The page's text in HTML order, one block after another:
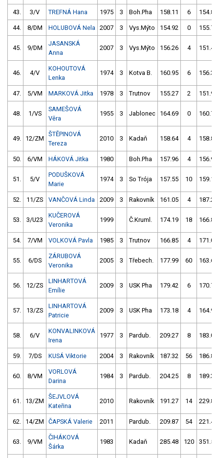
43. 3/V TREFNÁ Hana 1975 3 Boh.Pha 158.11 6 154.83
44. 8/DM HOLUBOVÁ Nela 2007 3 Vys.Mýto 154.92 0 155.71
45. 9/DM
JASANSKÁ
Anna
2007 3 Vys.Mýto 156.26 4 151.47
46. 4/V
KOHOUTOVÁ
Lenka
1974 3 Kotva B. 160.95 6 156.34
47. 5/VM MARKOVÁ Jitka 1978 3 Trutnov 155.27 2 151.98
48. 1/VS
SAMEŠOVÁ
Věra
1955 3 Jablonec 164.69 0 160.72
49. 12/ZM
ŠTĚPINOVÁ
Tereza
2010 3 Kadaň 158.64 4 158.82
50. 6/VM HÁKOVÁ Jitka 1980 Boh.Pha 157.96 4 156.90
51. 5/V
PODUŠKOVÁ
Marie
1974 3 So Trója 157.55 10 159.10
52. 11/ZS VANČOVÁ Linda 2009 3 Rakovník 161.05 4 187.28
53. 3/U23
KUČEROVÁ
Veronika
1999 Č.Kruml. 174.19 18 166.83
54. 7/VM VOLKOVÁ Pavla 1985 3 Trutnov 166.85 4 171.00
55. 6/DS
ZÁRUBOVÁ
Veronika
2005 3 Třebech. 177.99 60 163.68
56. 12/ZS
LINHARTOVÁ
Emílie
2009 3 USK Pha 179.42 6 170.70
57. 13/ZS
LINHARTOVÁ
Patricie
2009 3 USK Pha 173.18 4 164.95
58. 6/V
KONVALINKOVÁ
Irena
1977 3 Pardub. 209.27 8 183.05
59. 7/DS KUSÁ Viktorie 2004 3 Rakovník 187.32 56 186.86
60. 8/VM
VORLOVÁ
Darina
1984 3 Pardub. 204.25 8 189.33
61. 13/ZM
ŠEJVLOVÁ
Kateřina
2010 Rakovník 191.27 14 229.83
62. 14/ZM ČAPSKÁ Valerie 2011 Pardub. 209.87 54 221.40
63. 9/VM
ČIHÁKOVÁ
Šárka
1983 Kadaň 285.48 120 351.53